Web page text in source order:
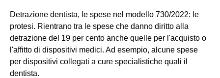
Detrazione dentista, le spese nel modello 730/2022: le
protesi. Rientrano tra le spese che danno diritto alla
detrazione del 19 per cento anche quelle per l'acquisto o
l'affitto di dispositivi medici. Ad esempio, alcune spese
per dispositivi collegati a cure specialistiche quali il
dentista.